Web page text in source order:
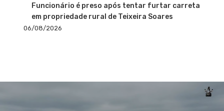
Funcionário é preso após tentar furtar carreta
em propriedade rural de Teixeira Soares
06/08/2026